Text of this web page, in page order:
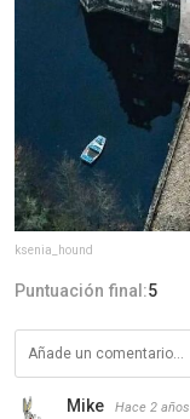
ksenia_hound
Puntuación final:5
Mike Hace 2 años